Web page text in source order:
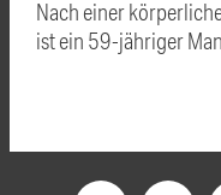
Nach einer
ist ein 59-jähriger